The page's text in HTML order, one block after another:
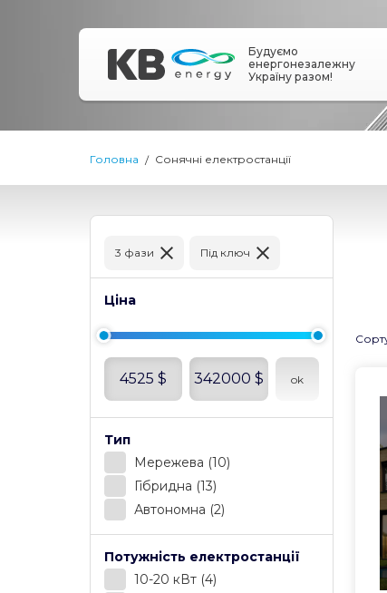
Будуємо
енергонезалежну
Україну разом!
Головна Сонячні електростанції
3 фази Під ключ
Ціна
4525 $ 342000 $ ok
Тип
Мережева (10)
Гібридна (13)
Автономна (2)
Потужність електростанції
10-20 кВт (4)